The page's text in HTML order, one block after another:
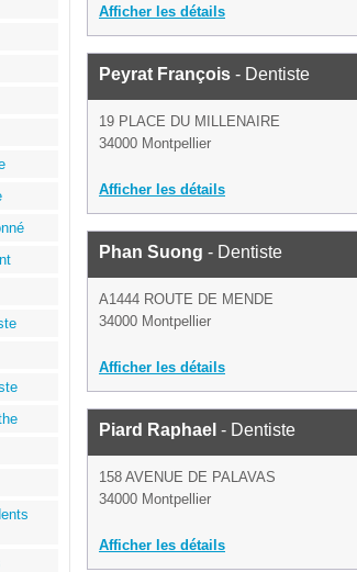
Afficher les détails
Peyrat François - Dentiste
19 PLACE DU MILLENAIRE
34000 Montpellier
Afficher les détails
Phan Suong - Dentiste
A1444 ROUTE DE MENDE
34000 Montpellier
Afficher les détails
Piard Raphael - Dentiste
158 AVENUE DE PALAVAS
34000 Montpellier
Afficher les détails